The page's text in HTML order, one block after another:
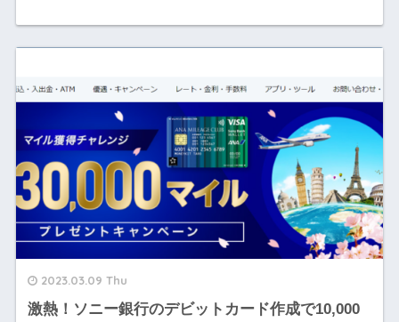
2023.03.09 Thu
激熱！ソニー銀行のデビットカード作成で10,000